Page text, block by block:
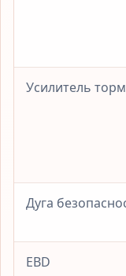
Усилитель
Дуга
EBD